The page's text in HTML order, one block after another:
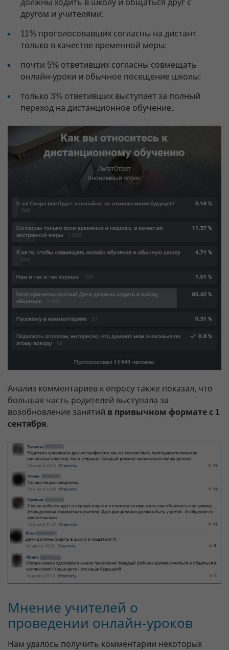
должны ходить в школу и общаться друг с
другом и учителями;
11% проголосовавших согласны на дистант
только в качестве временной меры;
почти 5% ответивших согласны совмещать
онлайн-уроки и обычное посещение школы;
только 3% ответивших выступает за полный
переход на дистанционное обучение.
Анализ комментариев к опросу также показал, что
большая часть родителей выступала за
возобновление занятий в привычном формате с 1
сентября.
Мнение учителей о
проведении онлайн-уроков
Нам удалось получить комментарии некоторых